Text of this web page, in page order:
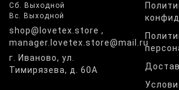
Сб. Выходной
Вс. Выходной
shop@lovetex.store ,
manager.lovetex.store@mail.ru
г. Иваново, ул.
Тимирязева, д. 60А